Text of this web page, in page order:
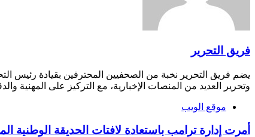
فريق التحرير
يضم فريق التحرير نخبة من الصحفيين المحترفين بقيادة رئيس
وتحرير العديد من المنصات الإخبارية، مع التركيز على المهنية
موقع الويب
أمرت إدارة ترامب باستعادة لافتات الحديقة الوطنية